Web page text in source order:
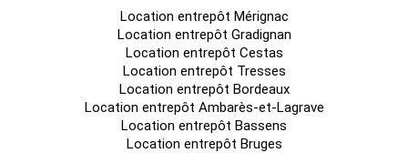
Location entrepôt Mérignac
Location entrepôt Gradignan
Location entrepôt Cestas
Location entrepôt Tresses
Location entrepôt Bordeaux
Location entrepôt Ambarès-et-Lagrave
Location entrepôt Bassens
Location entrepôt Bruges